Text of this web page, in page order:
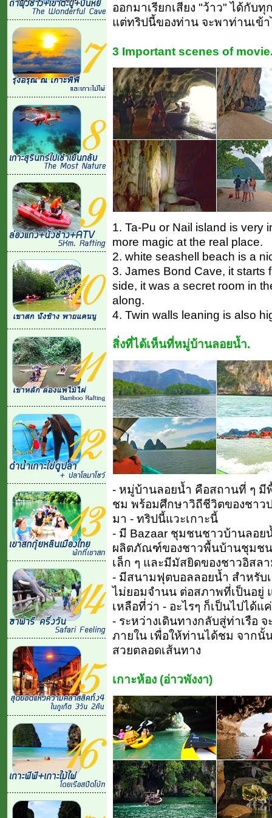
ออกมาเรียกเสียง "ว้าว" ได้กับ
แต่ทริปนี้ของท่าน จะพาท่านเข้
3 Important scenes of
1. Ta-Pu or Nail island is very
more magic at the real place.
2. white seashell beach is a
3. James Bond Cave, it starts
side, it was a secret room in
along.
4. Twin walls leaning is also
สิ่งที่ได้เห็นที่หมู่บ้านลอยน้ำ.
- หมู่บ้านลอยน้ำ คือสถานที่ ๆ มี
ชม พร้อมศึกษาวิถีชีวิตของชาว
มา - ทริปนี้แวะเกาะนี้
- มี Bazaar ชุมชนชาวบ้านลอย
ผลิตภัณฑ์ของชาวพื้นบ้านชุมชน
เล็ก ๆ และมีมัสยิดของชาวอิสล
- มีสนามฟุตบอลลอยน้ำ สำหรับ
ไม่ยอมจำนน ต่อสภาพที่เป็นอยู่
เหลือที่ว่า - อะไรๆ ก็เป็นไปได้แ
- ระหว่างเดินทางกลับสู่ท่าเรือ
ภายใน เพื่อให้ท่านได้ชม จากนั้
สวยตลอดเส้นทาง
เกาะห้อง (อ่าวพังงา)